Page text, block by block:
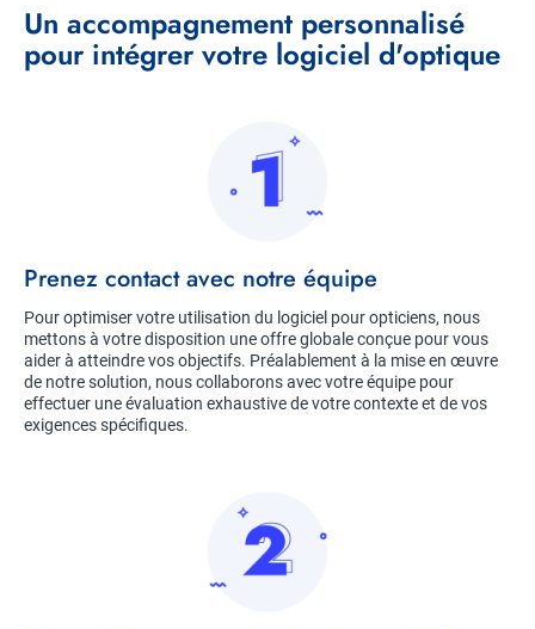
Titre
Un accompagnement personnalisé
pour intégrer votre logiciel d'optique
Title
Prenez contact avec notre équipe
Description
Pour optimiser votre utilisation du logiciel pour opticiens, nous
mettons à votre disposition une offre globale conçue pour vous
aider à atteindre vos objectifs. Préalablement à la mise en œuvre
de notre solution, nous collaborons avec votre équipe pour
effectuer une évaluation exhaustive de votre contexte et de vos
exigences spécifiques.